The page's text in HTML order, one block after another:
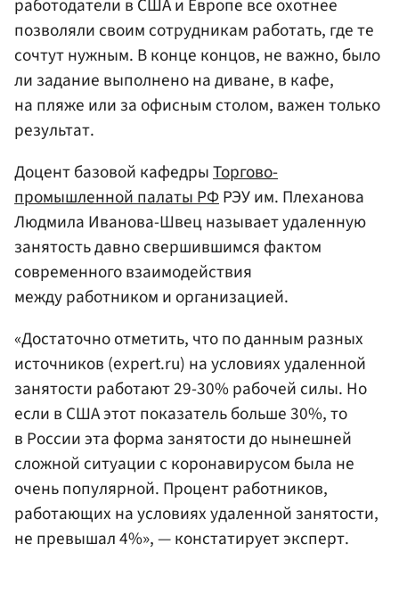
работодатели в США и Европе все охотнее
позволяли своим сотрудникам работать, где те
сочтут нужным. В конце концов, не важно, было
ли задание выполнено на диване, в кафе,
на пляже или за офисным столом, важен только
результат.
Доцент базовой кафедрыТоргово-
промышленной палаты РФРЭУ им. Плеханова
Людмила Иванова-Швец называет удаленную
занятость давно свершившимся фактом
современного взаимодействия
между работником и организацией.
«Достаточно отметить, что по данным разных
источников (expert.ru) на условиях удаленной
занятости работают 29-30% рабочей силы. Но
если в США этот показатель больше 30%, то
в России эта форма занятости до нынешней
сложной ситуации с коронавирусом была не
очень популярной. Процент работников,
работающих на условиях удаленной занятости,
не превышал 4%», — констатирует эксперт.